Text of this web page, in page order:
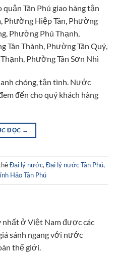
Tân Phú giao hàng tận
Phường Hiệp Tân, Phường
Phường Phú Thạnh,
Tân Thành, Phường Tân Quý,
Phường Tân Sơn Nhì
chóng, tận tình. Nước
đến cho quý khách hàng
ĐỌC →
Đại lý nước, Đại lý nước Tân Phú,
Hảo Tân Phú
ở Việt Nam được các
sánh ngang với nước
thế giới.